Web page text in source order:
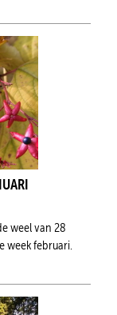
weel van 28
week februari.